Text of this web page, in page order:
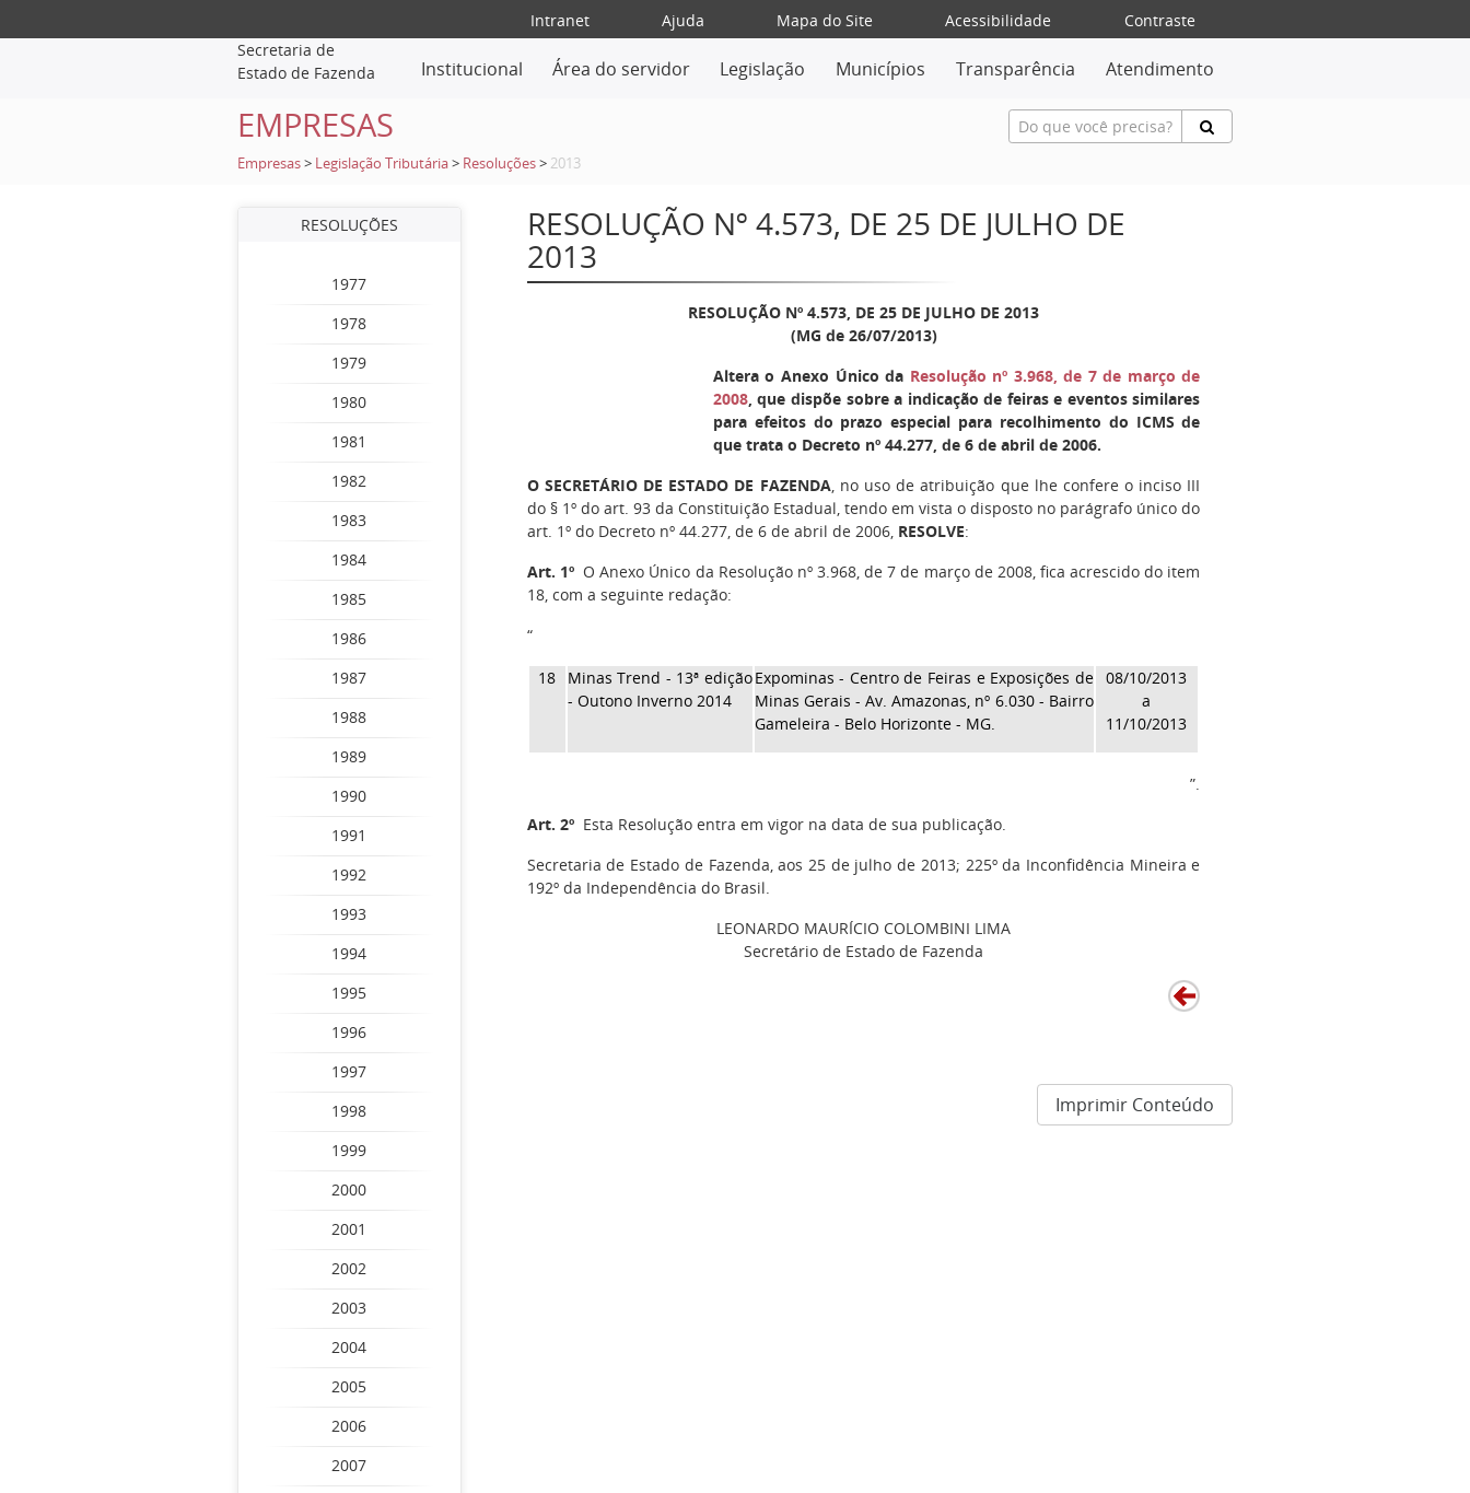
Intranet Ajuda Mapa do Site Acessibilidade
Contraste
Secretaria de
Estado de Fazenda
Institucional Área do servidor Legislação Municípios Transparência Atendimento
EMPRESAS
Empresas > Legislação Tributária > Resoluções > 2013
RESOLUÇÕES
1977
1978
1979
1980
1981
1982
1983
1984
1985
1986
1987
1988
1989
1990
1991
1992
1993
1994
1995
1996
1997
1998
1999
2000
2001
2002
2003
2004
2005
2006
2007
RESOLUÇÃO Nº 4.573, DE 25 DE JULHO DE
2013
RESOLUÇÃO Nº 4.573, DE 25 DE JULHO DE 2013
(MG de 26/07/2013)
Altera o Anexo Único da Resolução nº 3.968, de 7 de março de
2008, que dispõe sobre a indicação de feiras e eventos similares
para efeitos do prazo especial para recolhimento do ICMS de
que trata o Decreto nº 44.277, de 6 de abril de 2006.
O SECRETÁRIO DE ESTADO DE FAZENDA, no uso de atribuição que lhe confere o inciso III
do § 1º do art. 93 da Constituição Estadual, tendo em vista o disposto no parágrafo único do
art. 1º do Decreto nº 44.277, de 6 de abril de 2006, RESOLVE:
Art. 1ºO Anexo Único da Resolução nº 3.968, de 7 de março de 2008, fica acrescido do item
18, com a seguinte redação:
“
18
Minas Trend - 13ª edição
- Outono Inverno 2014
Expominas - Centro de Feiras e Exposições de
Minas Gerais - Av. Amazonas, nº 6.030 - Bairro
Gameleira - Belo Horizonte - MG.
08/10/2013
a
11/10/2013
”.
Art. 2ºEsta Resolução entra em vigor na data de sua publicação.
Secretaria de Estado de Fazenda, aos 25 de julho de 2013; 225º da Inconfidência Mineira e
192º da Independência do Brasil.
LEONARDO MAURÍCIO COLOMBINI LIMA
Secretário de Estado de Fazenda
Imprimir Conteúdo